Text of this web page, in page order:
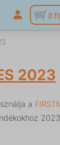
0 Ft
2023
a